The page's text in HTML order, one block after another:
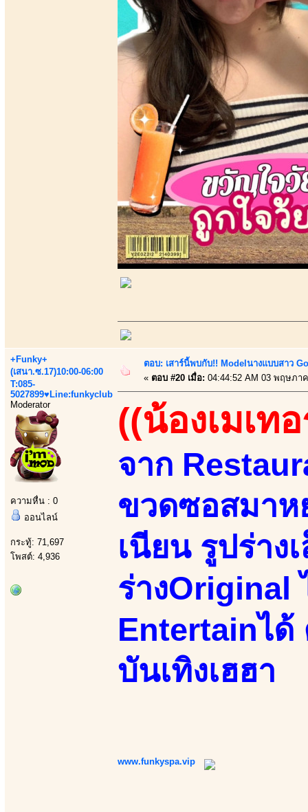
+Funky+
(เสนา.ซ.17)10:00-06:00
T:085-
5027899♥Line:funkyclub
Moderator
ความหื่น : 0
ออนไลน์
กระทู้: 71,697
โพสต์: 4,936
ตอบ: เสาร์นี้พบกับ!! Modelนางแบบสาว
« ตอบ #20 เมื่อ: 04:44:52 AM 03 พฤษภา
((น้องเมเท
จาก
ขวดซอสมาห
เนียน รูปร่าง
ร่างOriginal
Entertainได้
บันเทิงเฮฮา
www.funkyspa.vip